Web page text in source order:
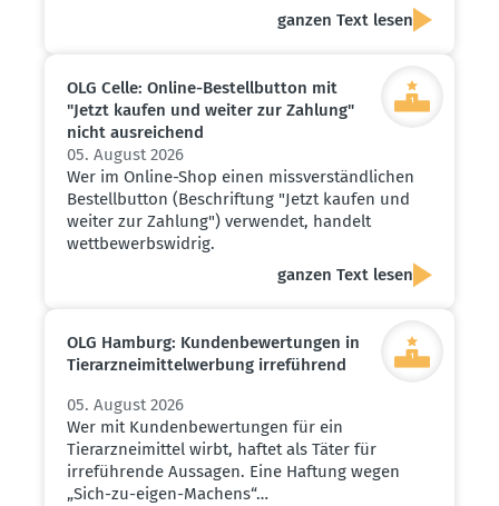
ganzen Text lesen
OLG Celle: Online-Bestell­button mit
"Jetzt kaufen und weiter zur Zahlung"
nicht ausrei­chend
05. August 2026
Wer im Online-Shop einen missverständlichen
Bestellbutton (Beschriftung "Jetzt kaufen und
weiter zur Zahlung") verwendet, handelt
wettbewerbswidrig.
ganzen Text lesen
OLG Hamburg: Kunden­be­wer­tungen in
Tierarz­nei­mit­tel­werbung irreführend
05. August 2026
Wer mit Kundenbewertungen für ein
Tierarzneimittel wirbt, haftet als Täter für
irreführende Aussagen. Eine Haftung wegen
„Sich-zu-eigen-Machens“…